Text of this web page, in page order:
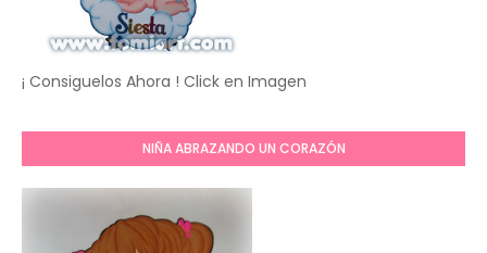
¡ Consiguelos Ahora ! Click en Imagen
NIÑA ABRAZANDO UN CORAZÓN